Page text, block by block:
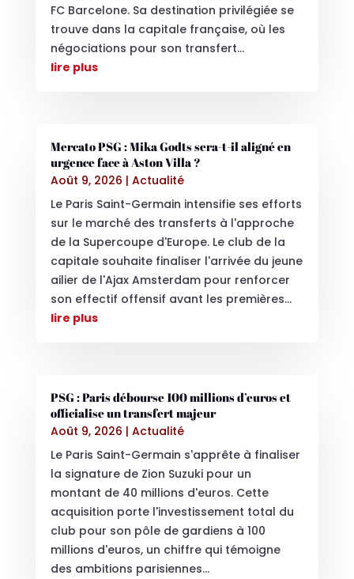
FC Barcelone. Sa destination privilégiée se
trouve dans la capitale française, où les
négociations pour son transfert...
lire plus
Mercato PSG : Mika Godts sera-t-il aligné en
urgence face à Aston Villa ?
Août 9, 2026 | Actualité
Le Paris Saint-Germain intensifie ses efforts
sur le marché des transferts à l'approche
de la Supercoupe d'Europe. Le club de la
capitale souhaite finaliser l'arrivée du jeune
ailier de l'Ajax Amsterdam pour renforcer
son effectif offensif avant les premières...
lire plus
PSG : Paris débourse 100 millions d’euros et
officialise un transfert majeur
Août 9, 2026 | Actualité
Le Paris Saint-Germain s'apprête à finaliser
la signature de Zion Suzuki pour un
montant de 40 millions d'euros. Cette
acquisition porte l'investissement total du
club pour son pôle de gardiens à 100
millions d'euros, un chiffre qui témoigne
des ambitions parisiennes...